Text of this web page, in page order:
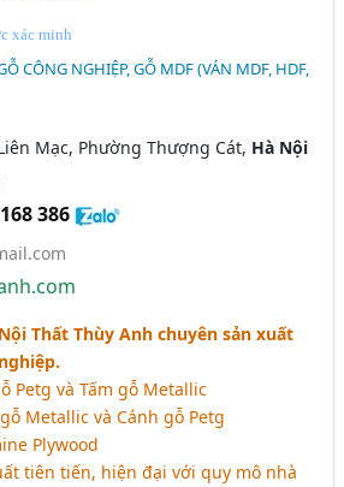
xác minh
CÔNG NGHIỆP, GỖ MDF (VÁN MDF, HDF,
Mạc, Phường Thượng Cát, Hà Nội
386
Thất Thùy Anh chuyên sản xuất
Petg và Tấm gỗ Metallic
Metallic và Cánh gỗ Petg
Plywood
tiên tiến, hiện đại với quy mô nhà